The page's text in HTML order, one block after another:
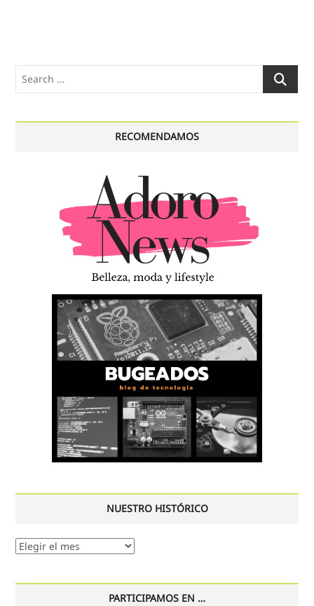
Search
RECOMENDAMOS
NUESTRO HISTÓRICO
Nuestro
PARTICIPAMOS EN …